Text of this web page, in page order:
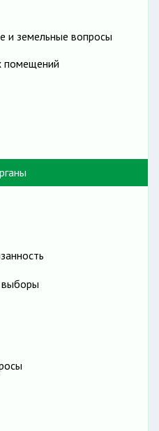
и земельные вопросы
помещений
выборы